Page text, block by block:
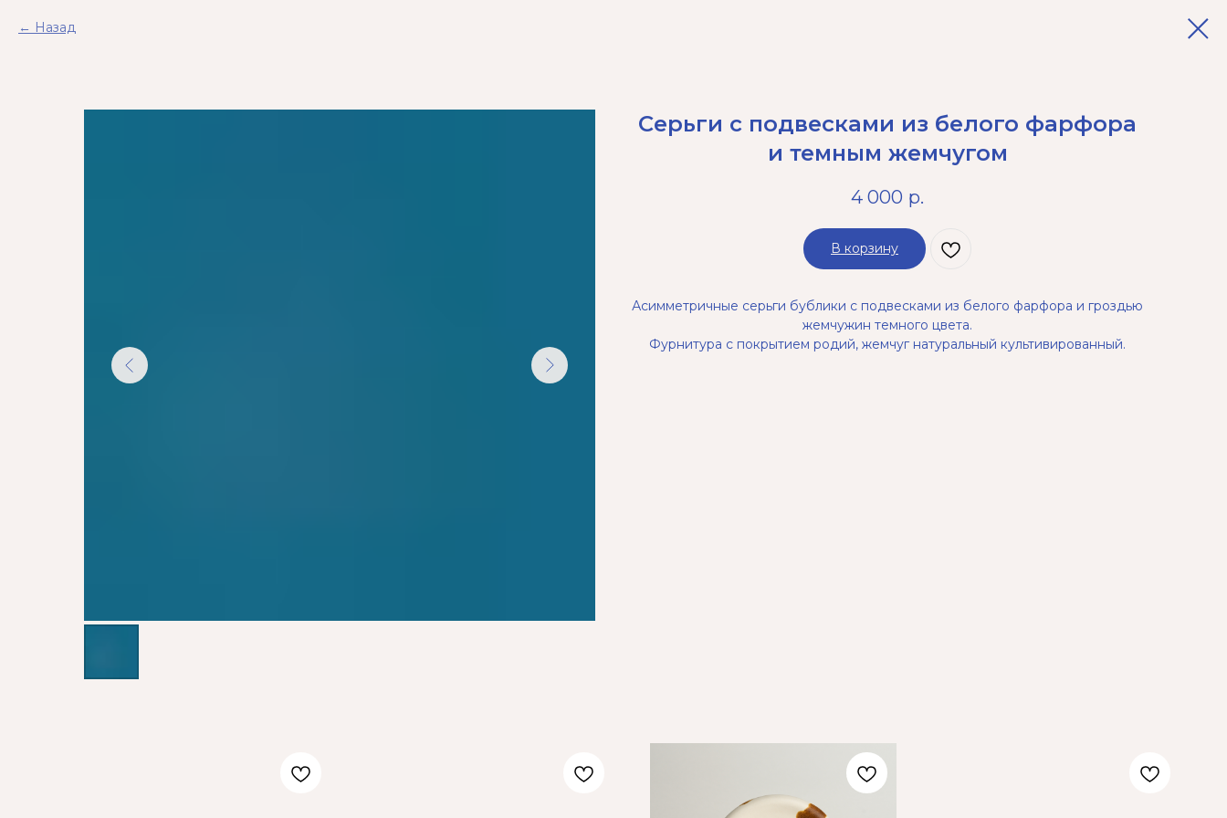
Назад
Серьги с подвесками из белого фарфора
и темным жемчугом
4 000 р.
В корзину
Асимметричные серьги бублики с подвесками из белого фарфора и гроздью
жемчужин темного цвета.
Фурнитура с покрытием родий, жемчуг натуральный культивированный.